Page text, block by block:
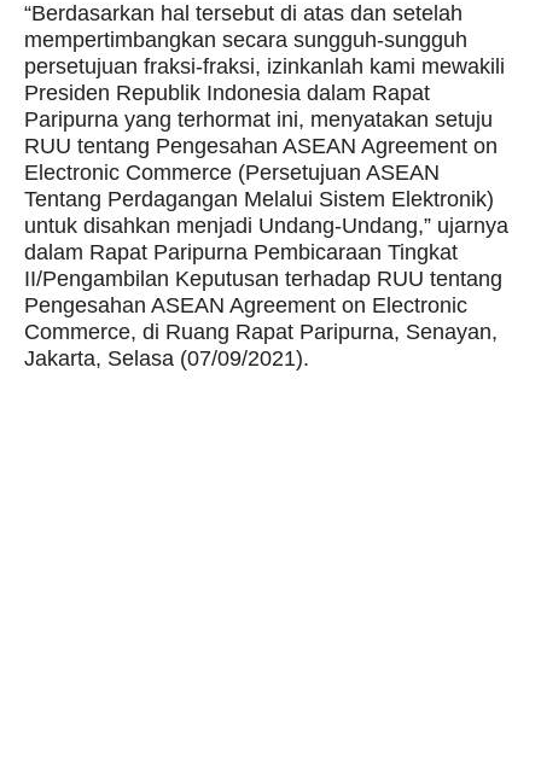
“Berdasarkan hal tersebut di atas dan setelah
mempertimbangkan secara sungguh-sungguh
persetujuan fraksi-fraksi, izinkanlah kami mewakili
Presiden Republik Indonesia dalam Rapat
Paripurna yang terhormat ini, menyatakan setuju
RUU tentang Pengesahan ASEAN Agreement on
Electronic Commerce (Persetujuan ASEAN
Tentang Perdagangan Melalui Sistem Elektronik)
untuk disahkan menjadi Undang-Undang,” ujarnya
dalam Rapat Paripurna Pembicaraan Tingkat
II/Pengambilan Keputusan terhadap RUU tentang
Pengesahan ASEAN Agreement on Electronic
Commerce, di Ruang Rapat Paripurna, Senayan,
Jakarta, Selasa (07/09/2021).